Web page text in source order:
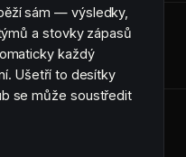
sám — výsledky,
a stovky zápasů
každý
Ušetří to desítky
se může soustředit